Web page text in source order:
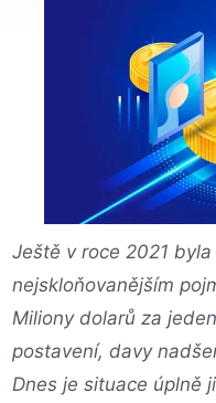
Ještě v roce 2021
nejskloňovanějším
Miliony dolarů za
postavení, davy
Dnes je situace úplně